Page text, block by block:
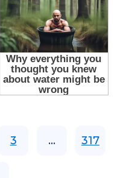
3 ... 317